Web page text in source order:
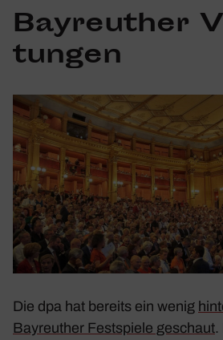
Bayreu­ther
tungen
Die dpa hat bereits ein wenig
Bayreu­ther Fest­spiele geschaut.